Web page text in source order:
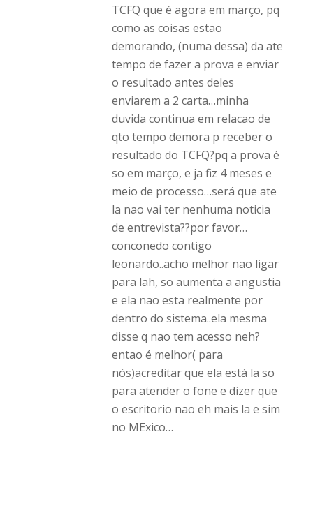
TCFQ que é agora em março, pq
como as coisas estao
demorando, (numa dessa) da ate
tempo de fazer a prova e enviar
o resultado antes deles
enviarem a 2 carta…minha
duvida continua em relacao de
qto tempo demora p receber o
resultado do TCFQ?pq a prova é
so em março, e ja fiz 4 meses e
meio de processo…será que ate
la nao vai ter nenhuma noticia
de entrevista??por favor…
conconedo contigo
leonardo..acho melhor nao ligar
para lah, so aumenta a angustia
e ela nao esta realmente por
dentro do sistema..ela mesma
disse q nao tem acesso neh?
entao é melhor( para
nós)acreditar que ela está la so
para atender o fone e dizer que
o escritorio nao eh mais la e sim
no MExico…